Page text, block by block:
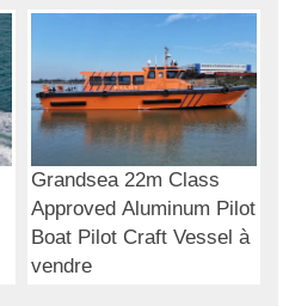
Grandsea 22m Class
Approved Aluminum Pilot
Boat Pilot Craft Vessel à
vendre